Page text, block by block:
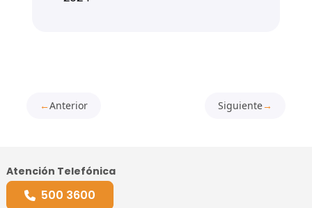
Anterior Siguiente
Atención Telefónica
500 3600